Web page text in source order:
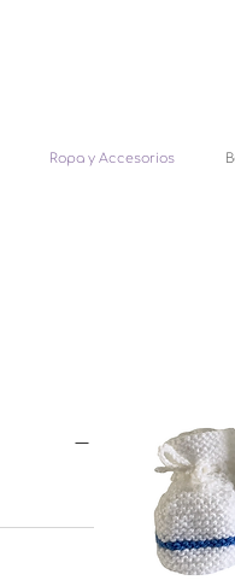
Ropa y Accesorios